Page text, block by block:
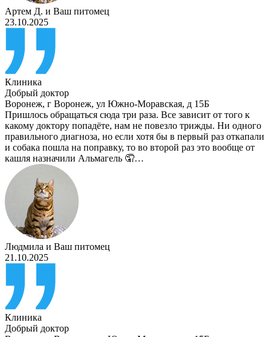
Артем Д. и Ваш питомец
23.10.2025
Клиника
Добрый доктор
Воронеж, г Воронеж, ул Южно-Моравская, д 15Б
Пришлось обращаться сюда три раза. Все зависит от того к
какому доктору попадёте, нам не повезло трижды. Ни одного
правильного диагноза, но если хотя бы в первый раз откапали
и собака пошла на поправку, то во второй раз это вообще от
кашля назначили Альмагель 🤦…
Людмила и Ваш питомец
21.10.2025
Клиника
Добрый доктор